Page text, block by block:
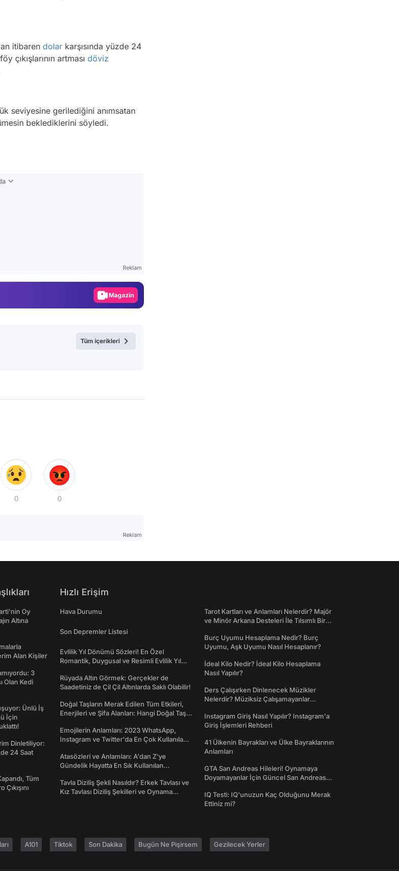
itibaren dolar karşısında yüzde 24
çıkışlarının artması döviz
seviyesine gerilediğini anımsatan
beklediklerini söyledi.
Reklam
Magazin
Tüm içerikleri
0 0
Reklam
Oy
Altına
Alan Kişiler
3
Olan Kedi
Ünlü İş
İçin
Dinletiliyor:
24 Saat
Tüm
Hızlı Erişim
Hava Durumu
Son Depremler Listesi
Evlilik Yıl Dönümü Sözleri! En Özel
Romantik, Duygusal ve Resimli Evlilik Yıl
Rüyada Altın Görmek: Gerçekler de
Saadetiniz de Çil Çil Altınlarda Saklı Olabilir!
Doğal Taşların Merak Edilen Tüm Etkileri,
Enerjileri ve Şifa Alanları: Hangi Doğal Taş
Emojilerin Anlamları: 2023 WhatsApp,
Instagram ve Twitter'da En Çok Kullanılan
Atasözleri ve Anlamları: A'dan Z'ye
Gündelik Hayatta En Sık Kullanılan
Tavla Diziliş Şekli Nasıldır? Erkek Tavlası ve
Kız Tavlası Diziliş Şekilleri ve Oynama
Tarot Kartları ve Anlamları Nelerdir? Majör
ve Minör Arkana Desteleri İle Tılsımlı Bir
Burç Uyumu Hesaplama Nedir? Burç
Uyumu, Aşk Uyumu Nasıl Hesaplanır?
İdeal Kilo Nedir? İdeal Kilo Hesaplama
Nasıl Yapılır?
Ders Çalışırken Dinlenecek Müzikler
Nelerdir? Müziksiz Çalışamayanlar
Instagram Giriş Nasıl Yapılır? Instagram'a
Giriş İşlemleri Rehberi
41 Ülkenin Bayrakları ve Ülke Bayraklarının
Anlamları
GTA San Andreas Hileleri! Oynamaya
Doyamayanlar İçin Güncel San Andreas
IQ Testi: IQ'unuzun Kaç Olduğunu Merak
Ettiniz mi?
A101 Tiktok Son Dakika Bugün Ne Pişirsem Gezilecek Yerler